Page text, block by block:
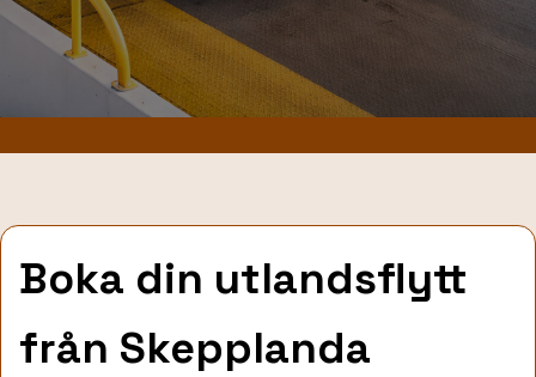
Boka din utlandsflytt
från Skepplanda